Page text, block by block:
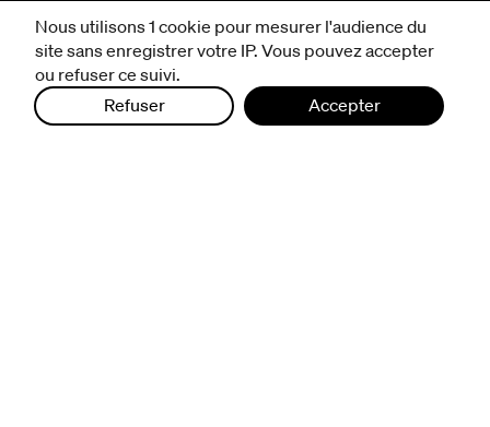
artistes associé·e·s
résidences
avec les publics
pratiquer ensemble
Nous utilisons 1 cookie pour mesurer l'audience du
site sans enregistrer votre IP. Vous pouvez accepter
ou refuser ce suivi.
Refuser
Accepter